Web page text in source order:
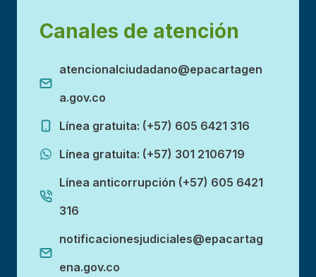
Canales de atención
atencionalciudadano@epacartagen
a.gov.co
Línea gratuita: (+57) 605 6421 316
Línea gratuita: (+57) 301 2106719
Línea anticorrupción (+57) 605 6421
316
notificacionesjudiciales@epacartag
ena.gov.co